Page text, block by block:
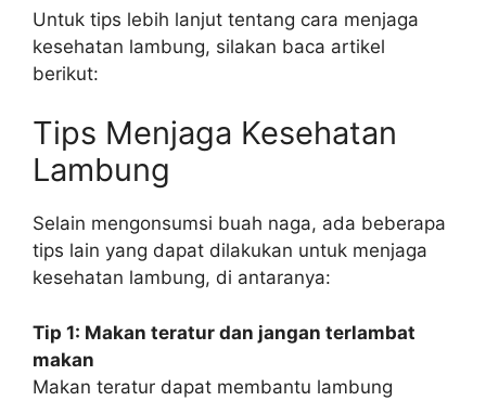
Untuk tips lebih lanjut tentang cara menjaga
kesehatan lambung, silakan baca artikel
berikut:
Tips Menjaga Kesehatan
Lambung
Selain mengonsumsi buah naga, ada beberapa
tips lain yang dapat dilakukan untuk menjaga
kesehatan lambung, di antaranya:
Tip 1: Makan teratur dan jangan terlambat
makan
Makan teratur dapat membantu lambung